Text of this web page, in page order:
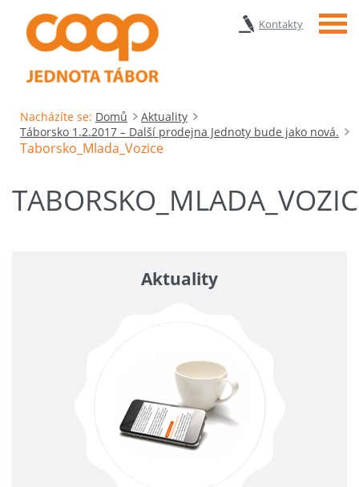
Kontakty Menu
Nacházíte se: Domů
Aktuality
Táborsko 1.2.2017 – Další prodejna Jednoty bude jako nová.
Taborsko_Mlada_Vozice
Aktuality